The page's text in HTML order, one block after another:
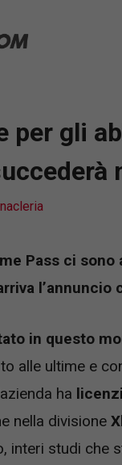
per gli
Pass ci
in questo
alle ultime e
ha
nella divisione
interi studi che